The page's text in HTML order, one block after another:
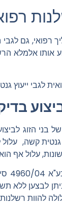
רפואי, גם
אותו אלמלא
לגבי ייעוץ
בני הזוג
קשה, עלול
עלול אף
סידי נ' קופת חולים כללית
לבצען ללא
להוות